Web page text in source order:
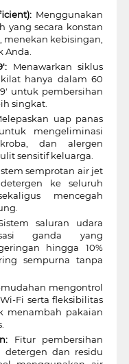
Menggunakan
yang secara konstan
kebisingan,
Menawarkan siklus
hanya dalam 60
untuk pembersihan
singkat.
uap panas
mengeliminasi
dan alergen
sensitif keluarga.
semprotan air jet
ke seluruh
mencegah
saluran udara
ganda yang
hingga 10%
sempurna tanpa
mengontrol
Fi serta fleksibilitas
menambah pakaian
Fitur pembersihan
detergen dan residu